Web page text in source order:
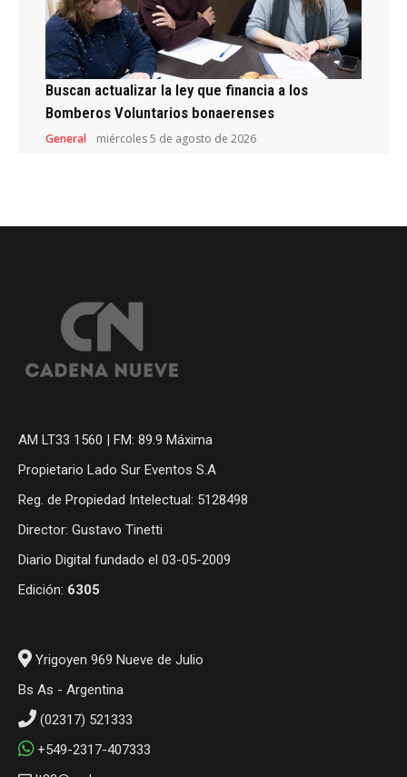
Buscan actualizar la ley que financia a los
Bomberos Voluntarios bonaerenses
General miércoles 5 de agosto de 2026
AM LT33 1560 | FM: 89.9 Máxima
Propietario Lado Sur Eventos S.A
Reg. de Propiedad Intelectual: 5128498
Director: Gustavo Tinetti
Diario Digital fundado el 03-05-2009
Edición: 6305
Yrigoyen 969 Nueve de Julio
Bs As - Argentina
(02317) 521333
+549-2317-407333